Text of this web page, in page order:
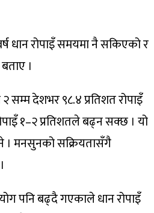
धान रोपाइँ समयमा नै सकिएको र
।
सम्म देशभर ९८.४ प्रतिशत रोपाइँ
१–२ प्रतिशतले बढ्न सक्छ । यो
। मनसुनको सक्रियतासँगै
पनि बढ्दै गएकाले धान रोपाइँ